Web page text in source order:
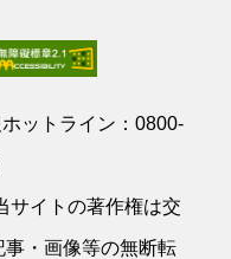
ットライン： 0800-
サイトの著作権は交
・画像等の無断転